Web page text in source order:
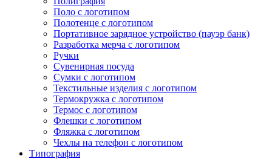
Поло с логотипом
Полотенце с логотипом
Портативное зарядное устройство (пауэр банк)
Разработка мерча с логотипом
Ручки
Сувенирная посуда
Сумки с логотипом
Текстильные изделия с логотипом
Термокружка с логотипом
Термос с логотипом
Флешки с логотипом
Фляжка с логотипом
Чехлы на телефон с логотипом
Типография